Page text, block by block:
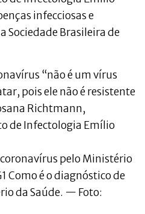
infecciosas e
Sociedade Brasileira de
“não é um vírus
pois ele não é resistente
Richtmann,
de Infectologia Emílio
pelo Ministério
Como é o diagnóstico de
da Saúde. — Foto: